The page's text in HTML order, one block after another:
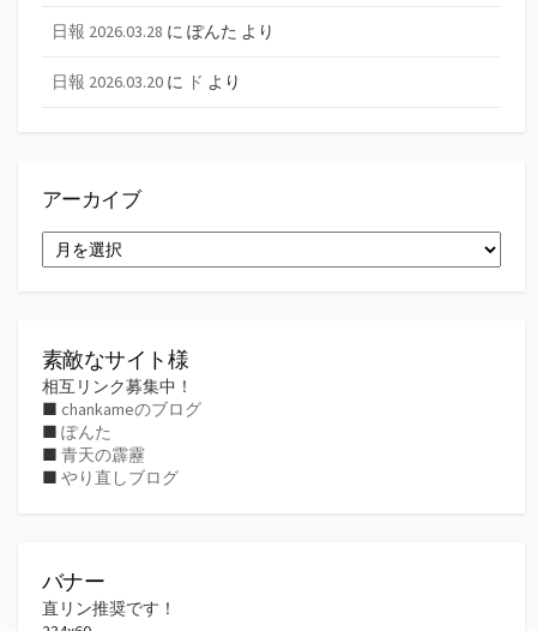
日報 2026.03.28 に ぽんた より
日報 2026.03.20 に ド より
アーカイブ
ー
素敵なサイト様
相互リンク募集中！
■ chankameのブログ
■ ぽんた
■ 青天の霹靂
■ やり直しブログ
バナー
直リン推奨です！